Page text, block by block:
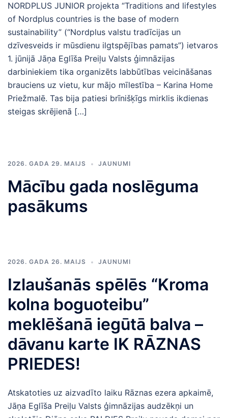
NORDPLUS JUNIOR projekta “Traditions and lifestyles
of Nordplus countries is the base of modern
sustainability” (“Nordplus valstu tradīcijas un
dzīvesveids ir mūsdienu ilgtspējības pamats”) ietvaros
1. jūnijā Jāņa Eglīša Preiļu Valsts ģimnāzijas
darbiniekiem tika organizēts labbūtības veicināšanas
brauciens uz vietu, kur mājo mīlestība – Karina Home
Priežmalē. Tas bija patiesi brīnišķīgs mirklis ikdienas
steigas skrējienā […]
2026. GADA 29. MAIJS JAUNUMI
Mācību gada noslēguma
pasākums
2026. GADA 26. MAIJS JAUNUMI
Izlaušanās spēlēs “Kroma
kolna boguoteibu”
meklēšanā iegūtā balva –
dāvanu karte IK RĀZNAS
PRIEDES!
Atskatoties uz aizvadīto laiku Rāznas ezera apkaimē,
Jāņa Eglīša Preiļu Valsts ģimnāzijas audzēkņi un